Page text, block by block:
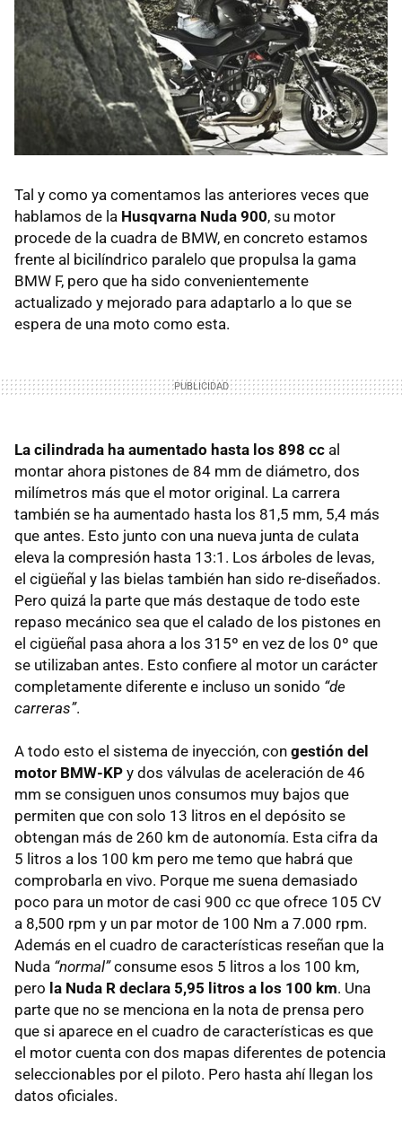
Tal y como ya comentamos las anteriores veces que
hablamos de la Husqvarna Nuda 900, su motor
procede de la cuadra de BMW, en concreto estamos
frente al bicilíndrico paralelo que propulsa la gama
BMW F, pero que ha sido convenientemente
actualizado y mejorado para adaptarlo a lo que se
espera de una moto como esta.
La cilindrada ha aumentado hasta los 898 cc al
montar ahora pistones de 84 mm de diámetro, dos
milímetros más que el motor original. La carrera
también se ha aumentado hasta los 81,5 mm, 5,4 más
que antes. Esto junto con una nueva junta de culata
eleva la compresión hasta 13:1. Los árboles de levas,
el cigüeñal y las bielas también han sido re-diseñados.
Pero quizá la parte que más destaque de todo este
repaso mecánico sea que el calado de los pistones en
el cigüeñal pasa ahora a los 315º en vez de los 0º que
se utilizaban antes. Esto confiere al motor un carácter
completamente diferente e incluso un sonido “de
carreras”.
A todo esto el sistema de inyección, con gestión del
motor BMW-KP y dos válvulas de aceleración de 46
mm se consiguen unos consumos muy bajos que
permiten que con solo 13 litros en el depósito se
obtengan más de 260 km de autonomía. Esta cifra da
5 litros a los 100 km pero me temo que habrá que
comprobarla en vivo. Porque me suena demasiado
poco para un motor de casi 900 cc que ofrece 105 CV
a 8,500 rpm y un par motor de 100 Nm a 7.000 rpm.
Además en el cuadro de características reseñan que la
Nuda “normal”consume esos 5 litros a los 100 km,
pero la Nuda R declara 5,95 litros a los 100 km. Una
parte que no se menciona en la nota de prensa pero
que si aparece en el cuadro de características es que
el motor cuenta con dos mapas diferentes de potencia
seleccionables por el piloto. Pero hasta ahí llegan los
datos oficiales.